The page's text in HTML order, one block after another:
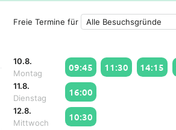
Freie Termine für
10.8.
Montag
09:45 11:30 14:15
11.8.
Dienstag
16:00
12.8.
Mittwoch
10:30